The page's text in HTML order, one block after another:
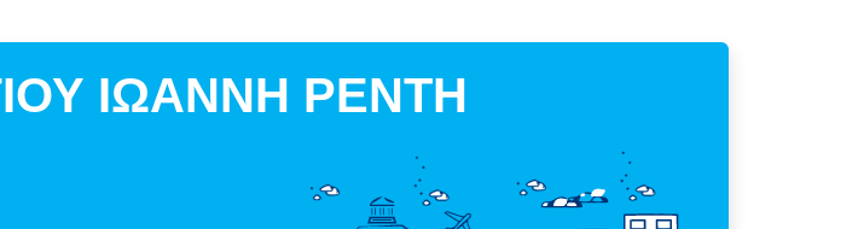
ΙΩΑΝΝΗ ΡΕΝΤΗ